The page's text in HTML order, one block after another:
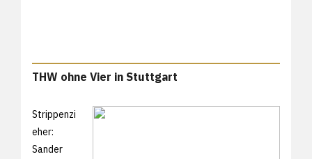
THW ohne Vier in Stuttgart
Strippenzi
eher:
Sander